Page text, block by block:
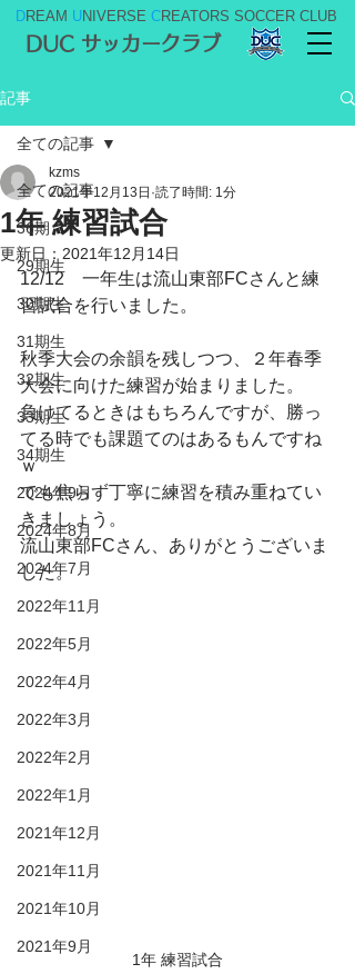
DREAM UNIVERSE CREATORS SOCCER CLUB
DUC サッカークラブ
記事
全ての記事
36期
29期生
30期生
31期生
32期生
33期生
34期生
2024年9月
2024年8月
2024年7月
2022年11月
2022年5月
2022年4月
2022年3月
2022年2月
2022年1月
2021年12月
2021年11月
2021年10月
2021年9月
全ての記事
1年 練習試合
kzms
2021年12月13日 読了時間: 1分
更新日： 2021年12月14日
12/12　一年生は流山東部FCさんと練
習試合を行いました。
秋季大会の余韻を残しつつ、２年春季
大会に向けた練習が始まりました。
負けてるときはもちろんですが、勝っ
てる時でも課題てのはあるもんですね
ｗ
でも焦らず丁寧に練習を積み重ねてい
きましょう。
流山東部FCさん、ありがとうございま
した。
1年 練習試合